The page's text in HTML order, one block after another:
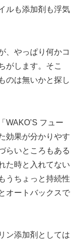
ルも添加剤も浮気
、やっぱり何かコ
がします。そこ
のは無いかと探し
WAKO’S フュー
効果が分かりやす
らいところもある
た時と入れてない
うちょっと持続性
オートバックスで
ン添加剤としては